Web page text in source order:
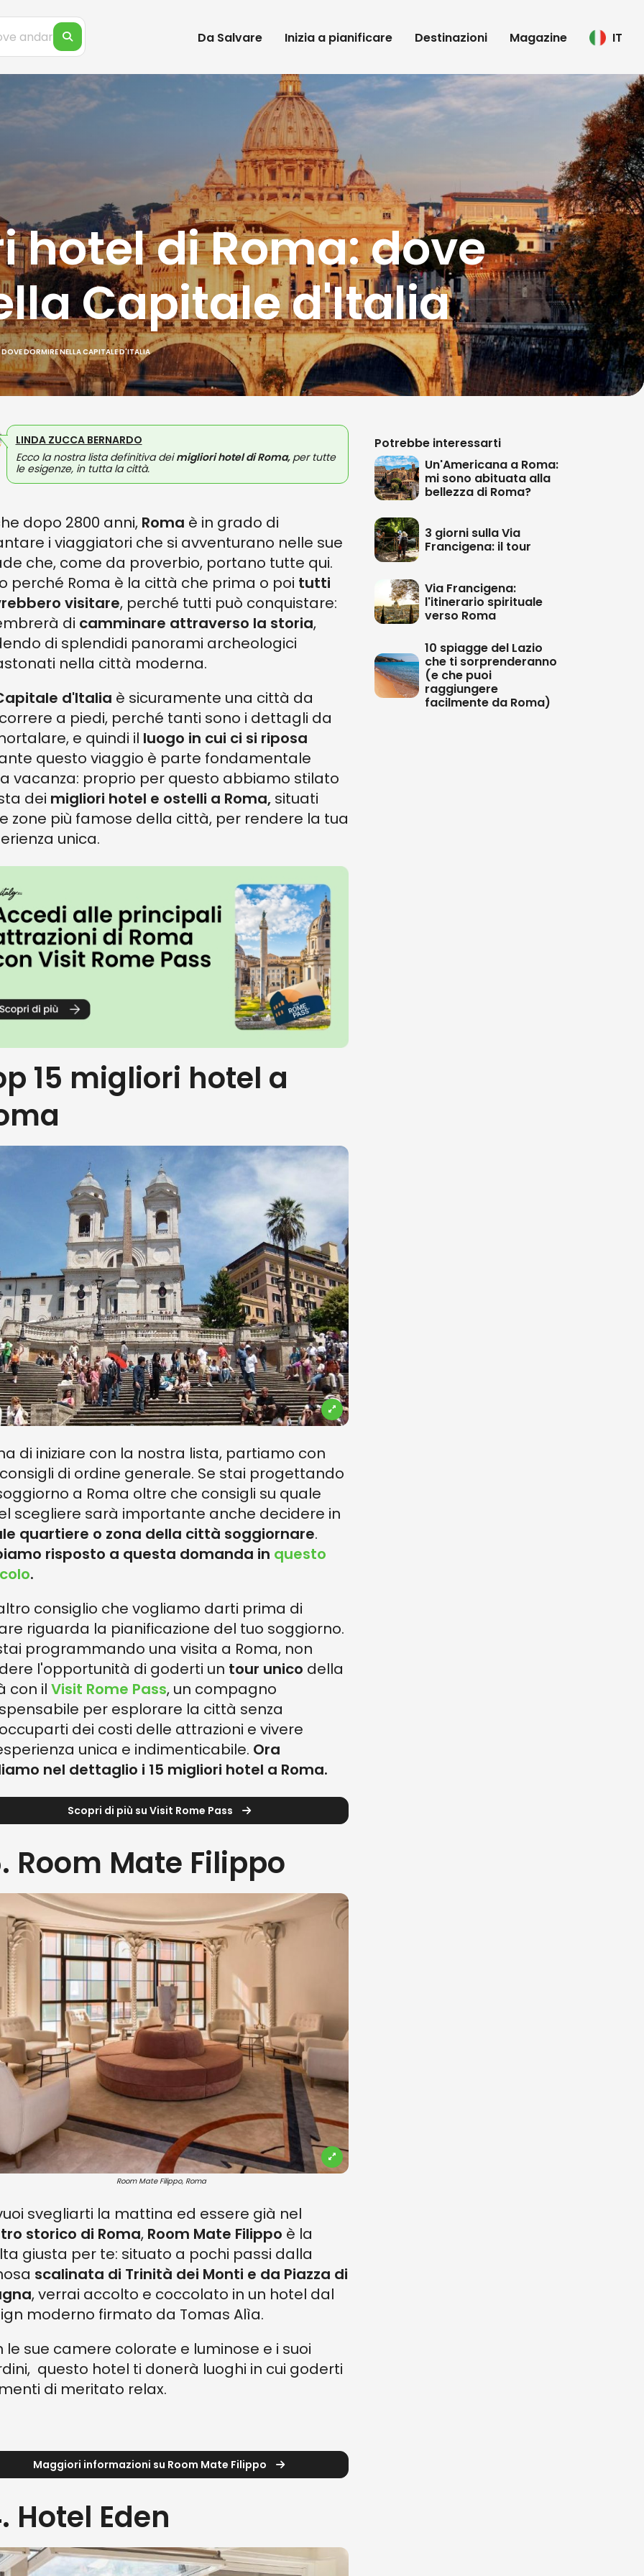
Da Salvare Inizia a pianificare Destinazioni Magazine IT
hotel di Roma: dove
Capitale d'Italia
DORMIRE NELLA CAPITALE D'ITALIA
LINDA ZUCCA BERNARDO
Ecco la nostra lista definitiva deimigliori hotel di Roma, per tutte
le esigenze, in tutta la città.
dopo 2800 anni, Roma è in grado di
i viaggiatori che si avventurano nelle sue
che, come da proverbio, portano tutte qui.
perché Roma è la città che prima o poi tutti
visitare, perché tutti può conquistare:
di camminare attraverso la storia,
di splendidi panorami archeologici
nella città moderna.
d'Italia è sicuramente una città da
a piedi, perché tanti sono i dettagli da
e quindi il luogo in cui ci si riposa
questo viaggio è parte fondamentale
vacanza: proprio per questo abbiamo stilato
dei migliori hotel e ostelli a Roma, situati
zone più famose della città, per rendere la tua
unica.
15 migliori hotel a
di iniziare con la nostra lista, partiamo con
di ordine generale. Se stai progettando
a Roma oltre che consigli su quale
scegliere sarà importante anche decidere in
quartiere o zona della città soggiornare.
risposto a questa domanda in questo
.
consiglio che vogliamo darti prima di
riguarda la pianificazione del tuo soggiorno.
programmando una visita a Roma, non
l'opportunità di goderti un tour unico della
con il Visit Rome Pass, un compagno
per esplorare la città senza
dei costi delle attrazioni e vivere
unica e indimenticabile. Ora
nel dettaglio i 15 migliori hotel a Roma.
Scopri di più su Visit Rome Pass
Room Mate Filippo
Room Mate Filippo, Roma
svegliarti la mattina ed essere già nel
storico di Roma, Room Mate Filippo è la
giusta per te: situato a pochi passi dalla
scalinata di Trinità dei Monti e da Piazza di
, verrai accolto e coccolato in un hotel dal
moderno firmato da Tomas Alìa.
le sue camere colorate e luminose e i suoi
questo hotel ti donerà luoghi in cui goderti
di meritato relax.
Maggiori informazioni su Room Mate Filippo
Hotel Eden
Potrebbe interessarti
Un'Americana a Roma:
mi sono abituata alla
bellezza di Roma?
3 giorni sulla Via
Francigena: il tour
Via Francigena:
l'itinerario spirituale
verso Roma
10 spiagge del Lazio
che ti sorprenderanno
(e che puoi
raggiungere
facilmente da Roma)